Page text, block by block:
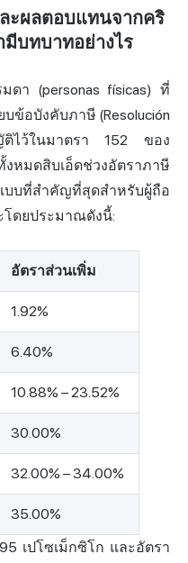
ะผลตอบแทนจากคริ
มีบทบาทอย่างไร
ดา (personas físicas) ที่
ข้อบังคับภาษี (Resolución
ติไว้ในมาตรา 152 ของ
หมดสิบเอ็ดช่วงอัตราภาษี
บบที่สำคัญที่สุดสำหรับผู้ถือ
ดยประมาณดังนี้:
อัตราส่วนเพิ่ม
1.92%
6.40%
10.88% – 23.52%
30.00%
32.00% – 34.00%
35.00%
เปโซเม็กซิโก และอัตรา